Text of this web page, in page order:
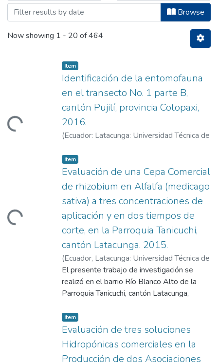
Browse
Now showing 1 - 20 of 464
Loading...
Item
Identificación de la entomofauna
en el transecto No. 1 parte B,
cantón Pujilí, provincia Cotopaxi,
2016.
(Ecuador: Latacunga: Universidad Técnica de
Quimbita, Ruth Elizabeth
Loading...
Item
Evaluación de una Cepa Comercial
de rhizobium en Alfalfa (medicago
sativa) a tres concentraciones de
aplicación y en dos tiempos de
corte, en la Parroquia Tanicuchi,
cantón Latacunga. 2015.
(Ecuador, Latacunga: Universidad Técnica de
Cotopaxi (UTC),2016-04)Peñaherrera
Pinos, Viviana Madelaine;Chasi Vizuete,
Wilman Paolo
El presente trabajo de investigación se
realizó en el barrio Río Blanco Alto de la
Parroquia Tanicuchi, cantón Latacunga,
evaluar una cepa comercial de Rhizobium en
alfalfa (Medicago sativa) a tres
concentraciones de aplicación y en dos
tiempos de corte, la presente se ejecutó en
Item
Evaluación de tres soluciones
Hidropónicas comerciales en la
Producción de dos Asociaciones